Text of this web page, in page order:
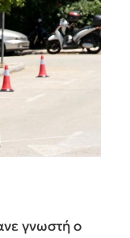
γνωστή ο